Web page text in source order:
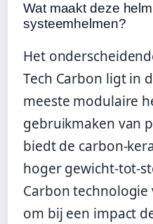
Wat maakt deze
systeemhelmen?
Het
Tech Carbon ligt in
meeste modulaire
gebruikmaken van
biedt de carbon-
hoger gewicht-tot-
Carbon
om bij een impact